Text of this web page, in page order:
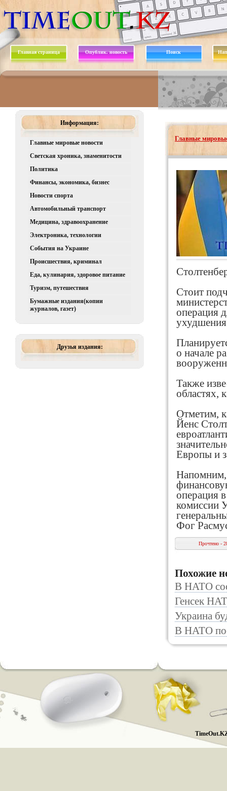
Главная страница Опублик. новость Поиск
Информация:
Главные мировые новости
Светская хроника, знаменитости
Политика
Финансы, экономика, бизнес
Новости спорта
Автомобильный транспорт
Медицина, здравоохранение
Электроника, технологии
События на Украине
Происшествия, криминал
Еда, кулинария, здоровое питание
Туризм, путешествия
Бумажные издания(копии
журналов, газет)
Друзья издания:
Главные
Стоит
операция
о начале
Также
областях,
Отметим,
Йенс
Европы и
Напомним,
операция
комиссии
Фог
Прочтено -
Похожие
В НАТО
Генсек
Украина
В НАТО